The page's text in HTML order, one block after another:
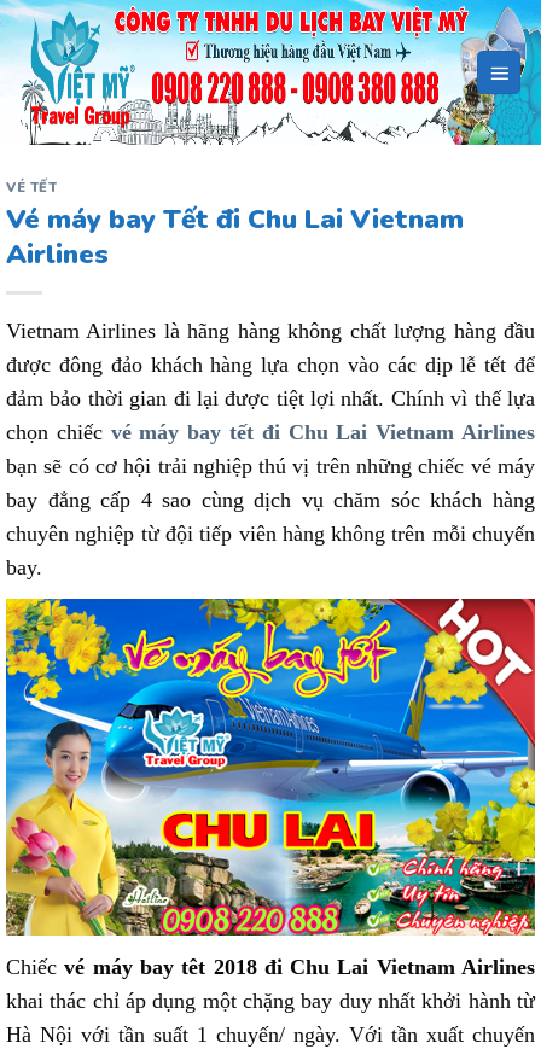
Bỏ
qua
dung
VÉ TẾT
Vé máy bay Tết đi Chu Lai Vietnam
Airlines
Vietnam Airlines là hãng hàng không chất lượng hàng đầu
được đông đảo khách hàng lựa chọn vào các dịp lễ tết để
đảm bảo thời gian đi lại được tiệt lợi nhất. Chính vì thế lựa
chọn chiếc vé máy bay tết đi Chu Lai Vietnam Airlines
bạn sẽ có cơ hội trải nghiệp thú vị trên những chiếc vé máy
bay đẳng cấp 4 sao cùng dịch vụ chăm sóc khách hàng
chuyên nghiệp từ đội tiếp viên hàng không trên mỗi chuyến
bay.
Chiếcvé máy bay têt 2018 đi Chu Lai Vietnam Airlines
khai thác chỉ áp dụng một chặng bay duy nhất khởi hành từ
Hà Nội với tần suất 1 chuyến/ ngày. Với tần xuất chuyến